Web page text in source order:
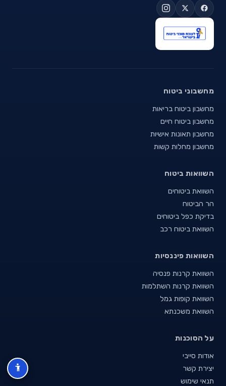
מחשבוני ביטוח
מחשבון ביטוח בריאות
מחשבון ביטוח חיים
מחשבון תאונות אישיות
מחשבון מחלות קשות
השוואות ביטוח
השוואת ביטוחים
הר הביטוח
בדיקת כפל ביטוחים
השוואת ביטוח רכב
השוואות פיננסיות
השוואת קרנות פנסיה
השוואת קרנות השתלמות
השוואת קופות גמל
השוואת משכנתא
על הסוכנות
אודות סייבי
יצירת קשר
תנאי שימוש